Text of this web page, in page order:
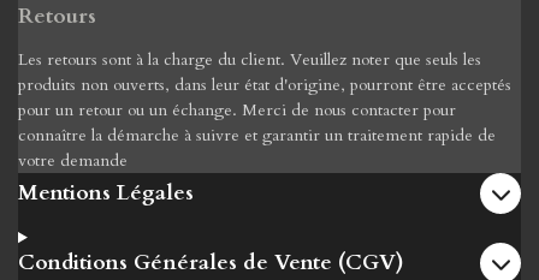
Retours
Les retours sont à la charge du client. Veuillez noter que seuls les
produits non ouverts, dans leur état d'origine, pourront être acceptés
pour un retour ou un échange. Merci de nous contacter pour
connaître la démarche à suivre et garantir un traitement rapide de
votre demande
Mentions Légales
Conditions Générales de Vente (CGV)